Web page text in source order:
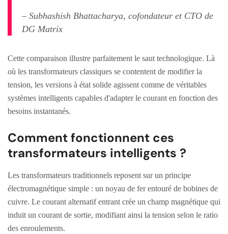
– Subhashish Bhattacharya, cofondateur et CTO de
DG Matrix
Cette comparaison illustre parfaitement le saut technologique. Là
où les transformateurs classiques se contentent de modifier la
tension, les versions à état solide agissent comme de véritables
systèmes intelligents capables d'adapter le courant en fonction des
besoins instantanés.
Comment fonctionnent ces
transformateurs intelligents ?
Les transformateurs traditionnels reposent sur un principe
électromagnétique simple : un noyau de fer entouré de bobines de
cuivre. Le courant alternatif entrant crée un champ magnétique qui
induit un courant de sortie, modifiant ainsi la tension selon le ratio
des enroulements.